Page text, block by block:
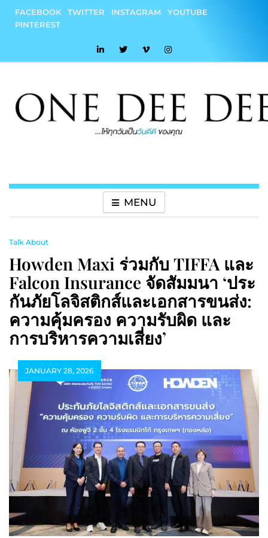
content
FACEBOOK TWITTER INSTAGRAM
YOUTUBE
PINTEREST
MENU
Talk About
Howden Maxi ร่วมกับ TIFFA และ
Falcon Insurance จัดสัมมนา ‘ประ
กันภัยโลจิสติกส์และเอกสารขนส่ง:
ความคุ้มครอง ความรับผิด และ
การบริหารความเสี่ยง’
JANUARY 28, 2026